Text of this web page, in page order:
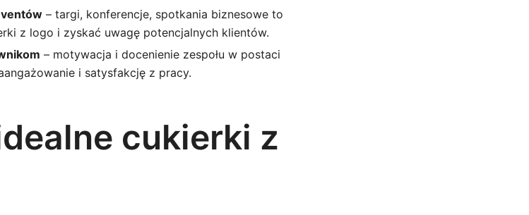
– targi, konferencje, spotkania biznesowe to
z logo i zyskać uwagę potencjalnych klientów.
– motywacja i docenienie zespołu w postaci
i satysfakcję z pracy.
cukierki z